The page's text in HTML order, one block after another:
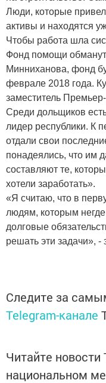
Люди, которые
активы и находятся
Чтобы работа шла
Фонд помощи
Минниханова, фонд
феврале 2018 года.
заместитель
Среди дольщиков
лидер республики. К
отдали свои
понадеялись, что им
составляют те,
хотели заработать».
«Я считаю, что в
людям, которым негде
долговые
решать эти задачи»,
Следите за
Telegram-канале
Читайте новости
национальном